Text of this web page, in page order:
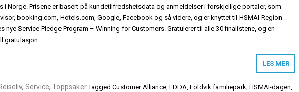
i Norge. Prisene er basert på kundetilfredshetsdata og anmeldelser i forskjellige portaler, som
booking.com, Hotels.com, Google, Facebook og så videre, og er knyttet til HSMAI Region
nye Service Pledge Program – Winning for Customers. Gratulerer til alle 30 finalistene, og en
gratulasjon…
LES MER
, Service, Toppsaker Tagged Customer Alliance, EDDA, Foldvik familiepark, HSMAI-dagen,